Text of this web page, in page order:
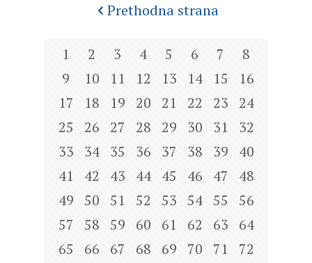
Prethodna strana
1 2 3 4 5 6 7
8
9
10 11 12 13 14 15
16
17
18 19 20 21 22 23
24
25
26 27 28 29 30 31
32
33
34 35 36 37 38 39
40
41
42 43 44 45 46 47
48
49
50 51 52 53 54 55
56
57
58 59 60 61 62 63
64
65
66 67 68 69 70 71
72